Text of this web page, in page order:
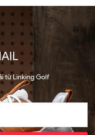
từ Linking Golf